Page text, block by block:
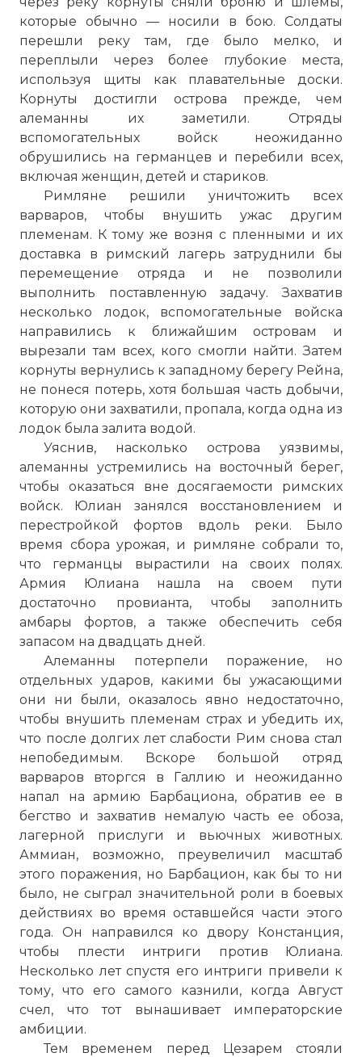
которые обычно — носили в бою. Солдаты
перешли реку там, где было мелко, и
переплыли через более глубокие места,
используя щиты как плавательные доски.
Корнуты достигли острова прежде, чем
алеманны их заметили. Отряды
вспомогательных войск неожиданно
обрушились на германцев и перебили всех,
включая женщин, детей и стариков.
Римляне решили уничтожить всех
варваров, чтобы внушить ужас другим
племенам. К тому же возня с пленными и их
доставка в римский лагерь затруднили бы
перемещение отряда и не позволили
выполнить поставленную задачу. Захватив
несколько лодок, вспомогательные войска
направились к ближайшим островам и
вырезали там всех, кого смогли найти. Затем
корнуты вернулись к западному берегу Рейна,
не понеся потерь, хотя большая часть добычи,
которую они захватили, пропала, когда одна из
лодок была залита водой.
Уяснив, насколько острова уязвимы,
алеманны устремились на восточный берег,
чтобы оказаться вне досягаемости римских
войск. Юлиан занялся восстановлением и
перестройкой фортов вдоль реки. Было
время сбора урожая, и римляне собрали то,
что германцы вырастили на своих полях.
Армия Юлиана нашла на своем пути
достаточно провианта, чтобы заполнить
амбары фортов, а также обеспечить себя
запасом на двадцать дней.
Алеманны потерпели поражение, но
отдельных ударов, какими бы ужасающими
они ни были, оказалось явно недостаточно,
чтобы внушить племенам страх и убедить их,
что после долгих лет слабости Рим снова стал
непобедимым. Вскоре большой отряд
варваров вторгся в Галлию и неожиданно
напал на армию Барбациона, обратив ее в
бегство и захватив немалую часть ее обоза,
лагерной прислуги и вьючных животных.
Аммиан, возможно, преувеличил масштаб
этого поражения, но Барбацион, как бы то ни
было, не сыграл значительной роли в боевых
действиях во время оставшейся части этого
года. Он направился ко двору Констанция,
чтобы плести интриги против Юлиана.
Несколько лет спустя его интриги привели к
тому, что его самого казнили, когда Август
счел, что тот вынашивает императорские
амбиции.
Тем временем перед Цезарем стояли